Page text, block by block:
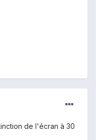
de l'écran à 30